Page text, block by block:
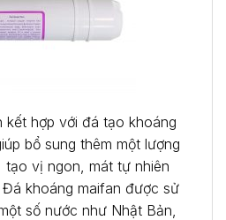
kết hợp với đá tạo khoáng
bổ sung thêm một lượng
tạo vị ngon, mát tự nhiên
khoáng maifan được sử
số nước như Nhật Bản,